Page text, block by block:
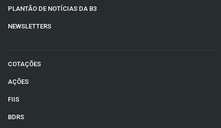
PLANTÃO DE NOTÍCIAS DA B3
NEWSLETTERS
COTAÇÕES
AÇÕES
FIIS
BDRS